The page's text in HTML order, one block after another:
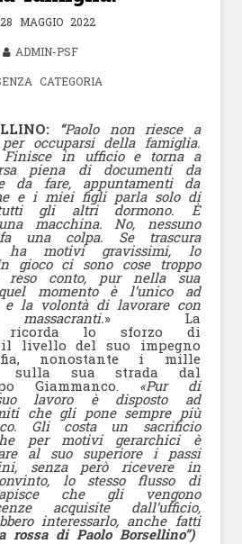
28 MAGGIO 2022
ADMIN-PSF
CATEGORIA
“Paolo non riesce a
occuparsi della famiglia.
Finisce in ufficio e torna a
piena di documenti da
da fare, appuntamenti da
e i miei figli parla solo di
gli altri dormono. È
macchina. No, nessuno
una colpa. Se trascura
motivi gravissimi, lo
gioco ci sono cose troppo
conto, pur nella sua
momento è l’unico ad
e la volontà di lavorare con
» La
lo sforzo di
il livello del suo impegno
nonostante i mille
sulla sua strada dal
Giammanco. «Pur di
lavoro è disposto ad
che gli pone sempre più
Gli costa un sacrificio
per motivi gerarchici è
al suo superiore i passi
senza però ricevere in
lo stesso flusso di
che gli vengono
acquisite dall’ufficio,
interessarlo, anche fatti
rossa di Paolo Borsellino”)